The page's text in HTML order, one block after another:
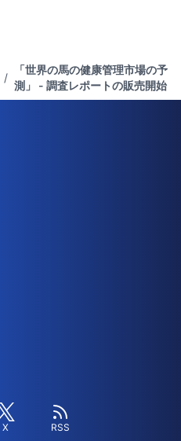
/
「世界の馬の健康管理市場の予
測」 - 調査レポートの販売開始
X RSS